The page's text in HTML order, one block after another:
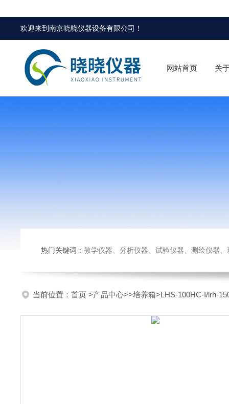
欢迎来到南京晓晓仪器设备有限公司 ！
网站首页 关
热门关键词： 教学仪器、分析仪器、试验仪器、测绘仪器、玻璃仪
当前位置： 首页 >产品中心>>培养箱>LHS-100HC-I/lrh-